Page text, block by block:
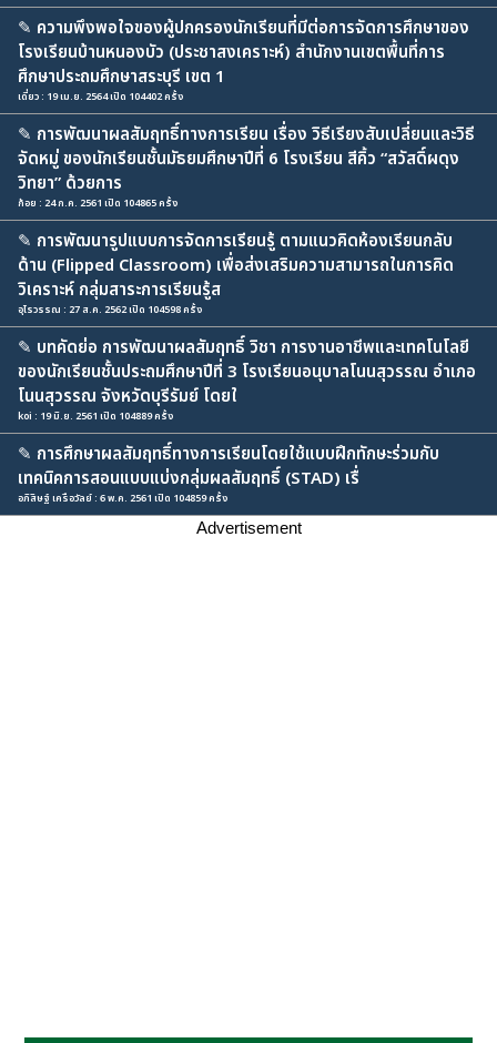
✎ ความพึงพอใจของผู้ปกครองนักเรียนที่มีต่อการจัดการศึกษาของ
โรงเรียนบ้านหนองบัว (ประชาสงเคราะห์) สำนักงานเขตพื้นที่การ
ศึกษาประถมศึกษาสระบุรี เขต 1
เดี่ยว : 19 เม.ย. 2564 เปิด 104402 ครั้ง
✎ การพัฒนาผลสัมฤทธิ์ทางการเรียน เรื่อง วิธีเรียงสับเปลี่ยนและวิธี
จัดหมู่ ของนักเรียนชั้นมัธยมศึกษาปีที่ 6 โรงเรียน สีคิ้ว “สวัสดิ์ผดุง
วิทยา” ด้วยการ
ก้อย : 24 ก.ค. 2561 เปิด 104865 ครั้ง
✎ การพัฒนารูปแบบการจัดการเรียนรู้ ตามแนวคิดห้องเรียนกลับ
ด้าน (Flipped Classroom) เพื่อส่งเสริมความสามารถในการคิด
วิเคราะห์ กลุ่มสาระการเรียนรู้ส
อุไรวรรณ : 27 ส.ค. 2562 เปิด 104598 ครั้ง
✎ บทคัดย่อ การพัฒนาผลสัมฤทธิ์ วิชา การงานอาชีพและเทคโนโลยี
ของนักเรียนชั้นประถมศึกษาปีที่ 3 โรงเรียนอนุบาลโนนสุวรรณ อำเภอ
โนนสุวรรณ จังหวัดบุรีรัมย์ โดยใ
koi : 19 มิ.ย. 2561 เปิด 104889 ครั้ง
✎ การศึกษาผลสัมฤทธิ์ทางการเรียนโดยใช้แบบฝึกทักษะร่วมกับ
เทคนิคการสอนแบบแบ่งกลุ่มผลสัมฤทธิ์ (STAD) เรื่
อภิสิษฐ์ เครือวัลย์ : 6 พ.ค. 2561 เปิด 104859 ครั้ง
Advertisement